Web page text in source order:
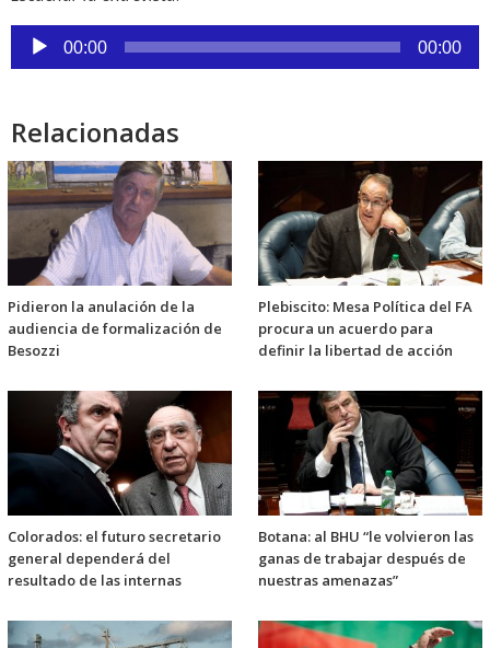
Reproductor
de
00:00 00:00
Relacionadas
Pidieron la anulación de la
audiencia de formalización de
Besozzi
Plebiscito: Mesa Política del FA
procura un acuerdo para
definir la libertad de acción
Colorados: el futuro secretario
general dependerá del
resultado de las internas
Botana: al BHU “le volvieron las
ganas de trabajar después de
nuestras amenazas”